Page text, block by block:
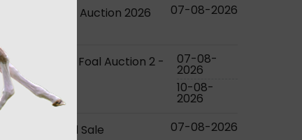
Dronten Foal Auction 2026 07-08-2026
KWPN Online Foal Auction 2 -
2026
foals
07-08-
2026
10-08-
2026
RDS Elite Foal Sale
07-08-2026